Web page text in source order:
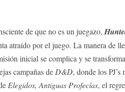
de que no es un juegazo,
atraído por el juego. La manera de
inicial se complica y se
campañas de D&D, donde los PJ’s
Elegidos, Antiguas Profecías, el